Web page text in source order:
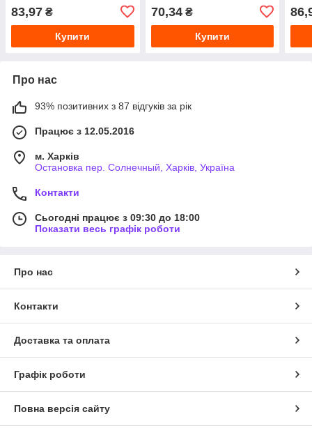
83,97 ₴
Купити
70,34₴
Купити
Про нас
93% позитивних з 87 відгуків за рік
Працює з 12.05.2016
м. Харків
Остановка пер. Солнечный, Харків, Україна
Контакти
Сьогодні працює з 09:30 до 18:00
Показати весь графік роботи
Про нас
Контакти
Доставка та оплата
Графік роботи
Повна версія сайту